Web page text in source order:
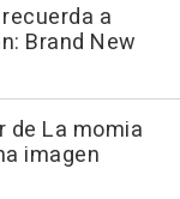
a
Brand New
de La momia
imagen